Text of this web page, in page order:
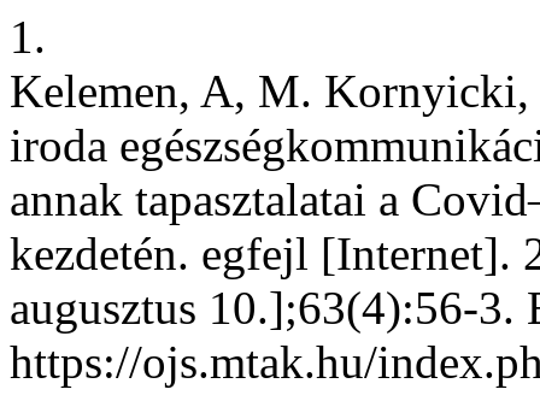
1.
Kelemen, A, M. Kornyicki,
iroda
annak tapasztalatai a
kezdetén. egfejl [Internet].
augusztus 10.];63(4):56-3.
https://ojs.mtak.hu/